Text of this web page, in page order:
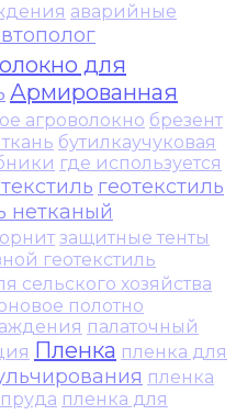
аварийные
для
Армированная
агроволокно брезент
бутилкаучуковая
где используется
геотекстиль
нетканый
защитные тенты
геотекстиль
сельского хозяйства
полотно
палаточный
Пленка пленка для
пленка
пленка для